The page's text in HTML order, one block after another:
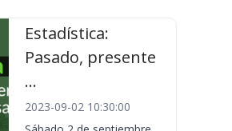
Estadística:
Pasado, presente
...
2023-09-02 10:30:00